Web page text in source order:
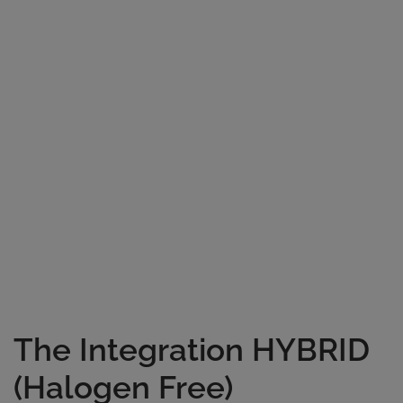
The Integration HYBRID
(Halogen Free)